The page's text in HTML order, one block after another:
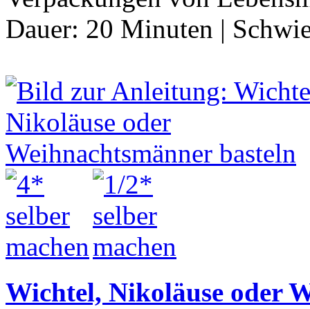
Dauer: 20 Minuten |
Wichtel, Nikoläuse oder